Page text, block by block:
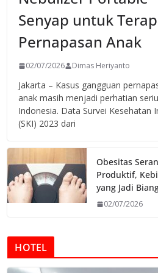
Senyap untuk
Pernapasan Anak
02/07/2026 Dimas Heriyanto
Jakarta – Kasus gangguan
anak masih menjadi perhatian
Indonesia. Data Survei Kesehatan
(SKI) 2023 dari
Obesitas
Produktif,
yang Jadi
02/07/2026
HOTEL